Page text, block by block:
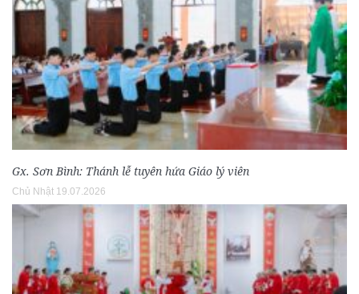
Gx. Sơn Bình: Thánh lễ tuyên hứa Giáo lý viên
Chủ Nhật 19.07.2026